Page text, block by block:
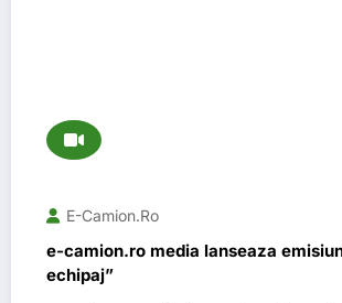
E-Camion.ro
e-camion.ro media lanseaza
echipaj”